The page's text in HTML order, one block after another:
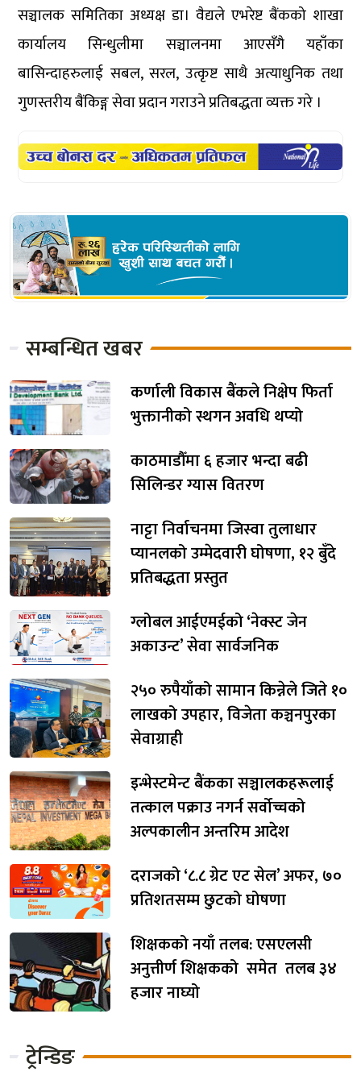
सञ्चालक समितिका अध्यक्ष डा। वैद्यले एभरेष्ट बैंकको शाखा
कार्यालय सिन्धुलीमा सञ्चालनमा आएसँगै यहाँका
बासिन्दाहरुलाई सबल, सरल, उत्कृष्ट साथै अत्याधुनिक तथा
गुणस्तरीय बैंकिङ्ग सेवा प्रदान गराउने प्रतिबद्धता व्यक्त गरे ।
सम्बन्धित खबर
कर्णाली विकास बैंकले निक्षेप फिर्ता
भुक्तानीको स्थगन अवधि थप्यो
काठमाडौँमा ६ हजार भन्दा बढी
सिलिन्डर ग्यास वितरण
नाट्टा निर्वाचनमा जिस्वा तुलाधार
प्यानलको उम्मेदवारी घोषणा, १२ बुँदे
प्रतिबद्धता प्रस्तुत
ग्लोबल आईएमईको ‘नेक्स्ट जेन
अकाउन्ट’ सेवा सार्वजनिक
२५० रुपैयाँको सामान किन्नेले जिते १०
लाखको उपहार, विजेता कञ्चनपुरका
सेवाग्राही
इन्भेस्टमेन्ट बैंकका सञ्चालकहरूलाई
तत्काल पक्राउ नगर्न सर्वोच्चको
अल्पकालीन अन्तरिम आदेश
दराजको ‘८.८ ग्रेट एट सेल’ अफर, ७०
प्रतिशतसम्म छुटको घोषणा
शिक्षकको नयाँ तलब: एसएलसी
अनुत्तीर्ण शिक्षकको समेत तलब ३४
हजार नाघ्यो
ट्रेन्डिङ